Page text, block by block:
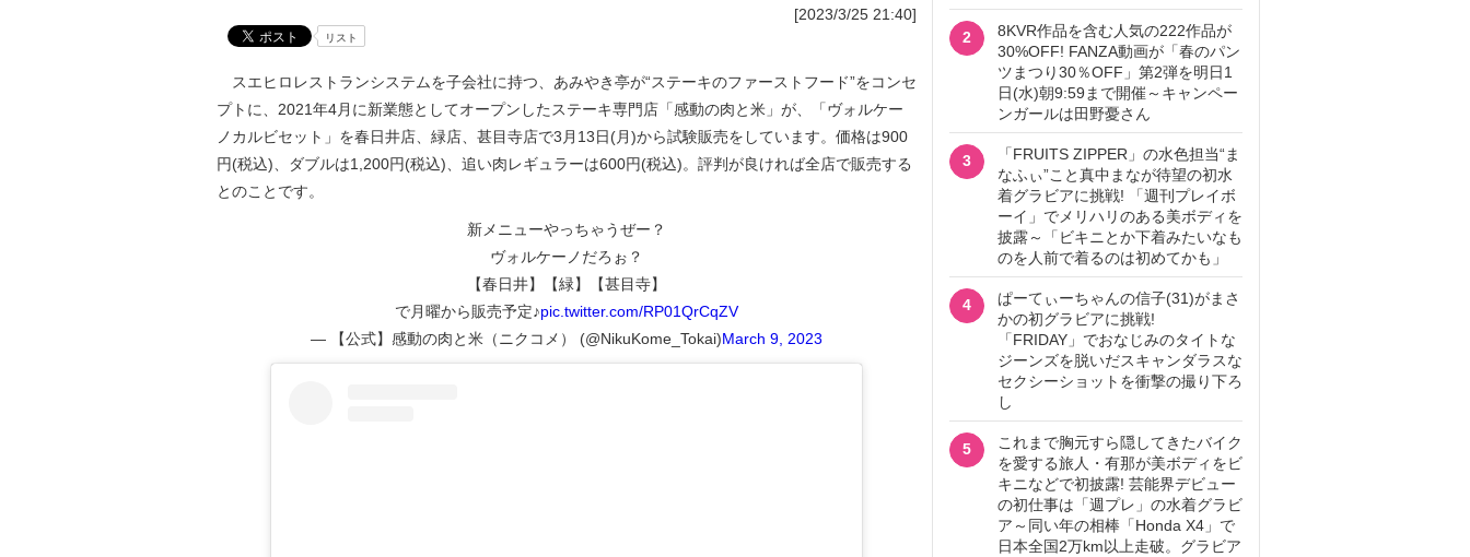
[2023/3/25 21:40]
リスト
スエヒロレストランシステムを子会社に持つ、あみやき亭が“ステーキのファーストフード”をコンセ
プトに、2021年4月に新業態としてオープンしたステーキ専門店「感動の肉と米」が、「ヴォルケー
ノカルビセット」を春日井店、緑店、甚目寺店で3月13日(月)から試験販売をしています。価格は900
円(税込)、ダブルは1,200円(税込)、追い肉レギュラーは600円(税込)。評判が良ければ全店で販売する
とのことです。
新メニューやっちゃうぜー？
ヴォルケーノだろぉ？
【春日井】【緑】【甚目寺】
で月曜から販売予定♪pic.twitter.com/RP01QrCqZV
— 【公式】感動の肉と米（ニクコメ） (@NikuKome_Tokai)March 9, 2023
2
8KVR作品を含む人気の222作品が
30%OFF! FANZA動画が「春のパン
ツまつり30％OFF」第2弾を明日1
日(水)朝9:59まで開催～キャンペー
ンガールは田野憂さん
3
「FRUITS ZIPPER」の水色担当“ま
なふぃ”こと真中まなが待望の初水
着グラビアに挑戦! 「週刊プレイボ
ーイ」でメリハリのある美ボディを
披露～「ビキニとか下着みたいなも
のを人前で着るのは初めてかも」
4
ぱーてぃーちゃんの信子(31)がまさ
かの初グラビアに挑戦!
「FRIDAY」でおなじみのタイトな
ジーンズを脱いだスキャンダラスな
セクシーショットを衝撃の撮り下ろ
し
5
これまで胸元すら隠してきたバイク
を愛する旅人・有那が美ボディをビ
キニなどで初披露! 芸能界デビュー
の初仕事は「週プレ」の水着グラビ
ア～同い年の相棒「Honda X4」で
日本全国2万km以上走破。グラビア